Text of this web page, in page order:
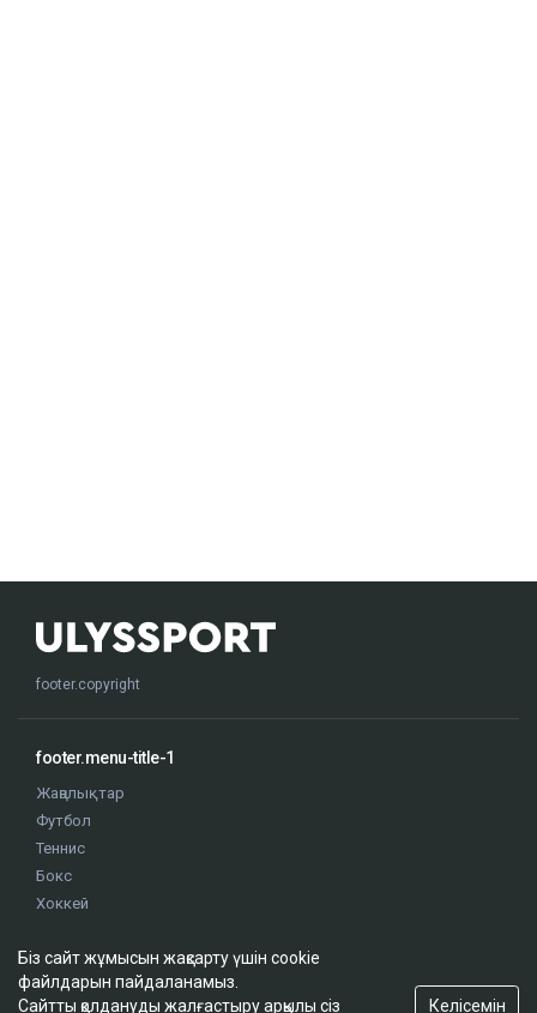
footer.copyright
footer.menu-title-1
Жаңалықтар
Футбол
Теннис
Бокс
Хоккей
Оқиғалар
Олимпиада
Біз сайт жұмысын жақсарту үшін cookie
файлдарын пайдаланамыз.
Сайтты қолдануды жалғастыру арқылы сіз
Келісемін